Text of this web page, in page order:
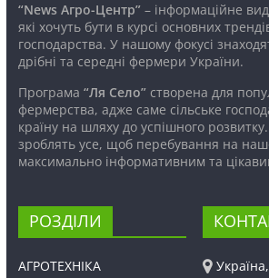
“News Агро-Центр”– інформаційне
які хочуть бути в курсі основних
господарства. У нашому фокусі
дрібні та середні фермери України.
Програма “Ля Село”створена для
фермерства, адже саме сільське
країну на шляху до успішного
зроблять усе, щоб перебування на
максимально інформативним та
РОЗДІЛИ
АГРОТЕХНІКА